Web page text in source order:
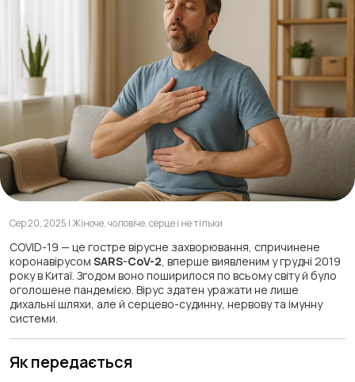
Сер 20, 2025 | Жіноче, чоловіче, серце і не тільки
COVID-19 — це гостре вірусне захворювання, спричинене
коронавірусом SARS-CoV-2 , вперше виявленим у грудні 2019
року в Китаї. Згодом воно поширилося по всьому світу й було
оголошене пандемією. Вірус здатен уражати не лише
дихальні шляхи, але й серцево-судинну, нервову та імунну
системи.
Як передається